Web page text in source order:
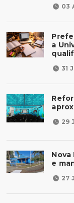
03
a
31
29
e
27